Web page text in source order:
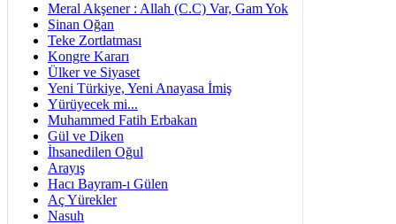
Meral Akşener : Allah (C.C) Var, Gam Yok
Sinan Oğan
Teke Zortlatması
Kongre Kararı
Ülker ve Siyaset
Yeni Türkiye, Yeni Anayasa İmiş
Yürüyecek mi...
Muhammed Fatih Erbakan
Gül ve Diken
İhsanedilen Oğul
Arayış
Hacı Bayram-ı Gülen
Aç Yürekler
Nasuh